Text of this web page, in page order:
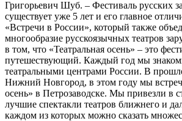
Григорьевич Шуб. – Фестиваль русских
существует уже 5 лет и его главное
«Встречи в России», который также
многообразие русскоязычных театров
в том, что «Театральная осень» – это
путешествующий. Каждый год мы
театральными центрами России. В
Нижний Новгород, в этом году мы
осень» в Петрозаводске. Мы привезли в
лучшие спектакли театров ближнего и
каждом из которых можно сказать